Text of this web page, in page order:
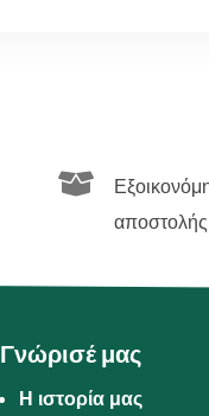

αποστολής
Γνώρισέ μας
Η ιστορία μας